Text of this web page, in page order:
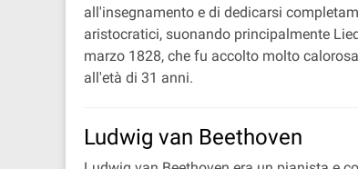
all'insegnamento e di dedicarsi
aristocratici, suonando principalmente
marzo 1828, che fu accolto molto
all'età di 31 anni.
Ludwig van Beethoven